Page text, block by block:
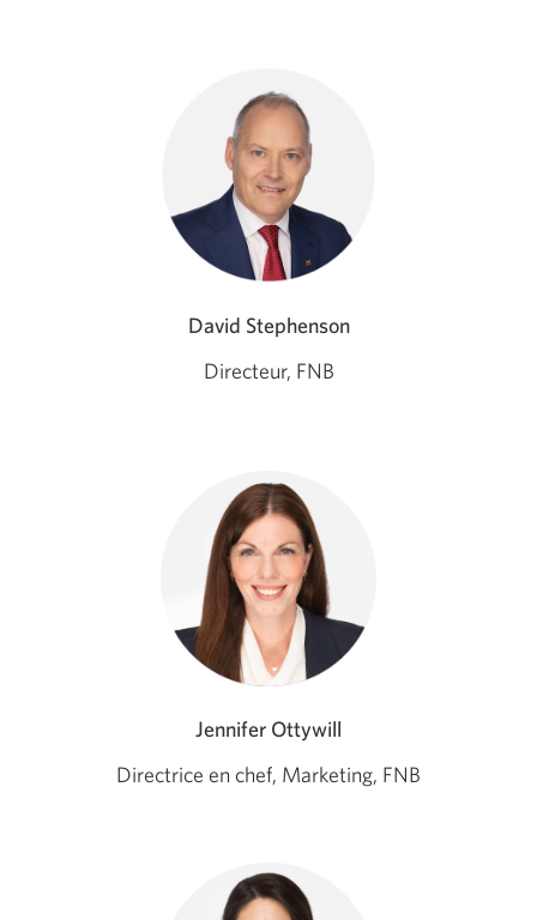
David Stephenson
Directeur, FNB
Jennifer Ottywill
Directrice en chef, Marketing, FNB